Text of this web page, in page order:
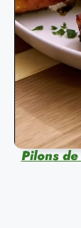
Pilons